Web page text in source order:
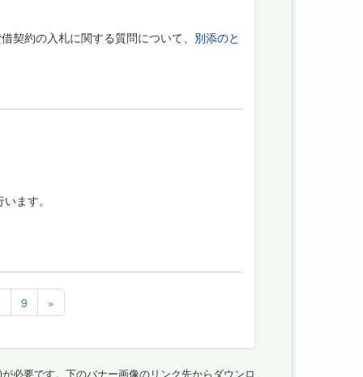
契約の入札に関する質問について、 別添のと
ます。
9 »
必要です。下のバナー画像のリンク先からダウンロ